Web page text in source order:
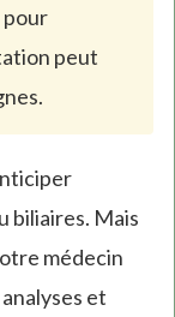
pour
peut
biliaires. Mais
médecin
et